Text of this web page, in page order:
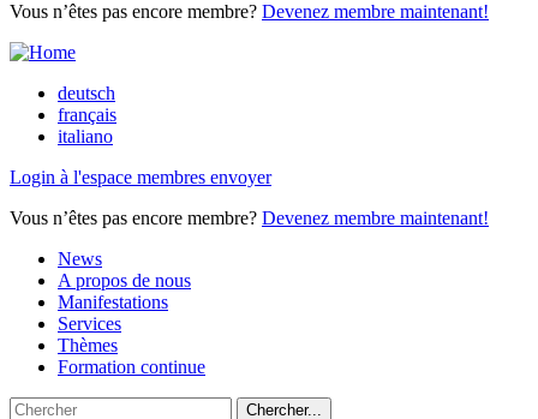
Vous n’êtes pas encore membre? Devenez membre maintenant!
deutsch
français
italiano
Login à l'espace membres envoyer
Vous n’êtes pas encore membre? Devenez membre maintenant!
News
A propos de nous
Manifestations
Services
Thèmes
Formation continue